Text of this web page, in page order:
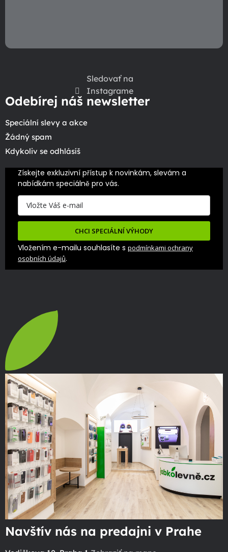
Sledovať na
Instagrame
Odebírej náš newsletter
Speciální slevy a akce
Žádný spam
Kdykoliv se odhlásíš
Získejte exkluzivní přístup k novinkám, slevám a
nabídkám speciálně pro vás.
CHCI SPECIÁLNÍ VÝHODY
Vložením e-mailu souhlasíte s podmínkami ochrany
osobních údajů.
Navštív nás na predajni v Prahe